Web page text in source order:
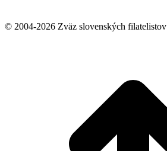
© 2004-2026 Zväz slovenských filatelistov